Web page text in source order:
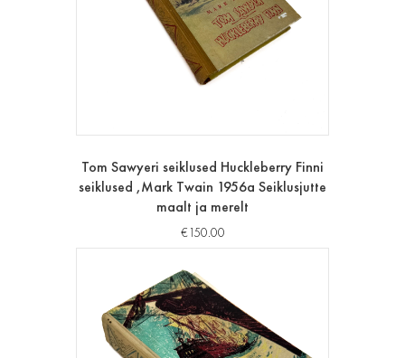
Tom Sawyeri seiklused Huckleberry Finni
seiklused ,Mark Twain 1956a Seiklusjutte
maalt ja merelt
€150.00